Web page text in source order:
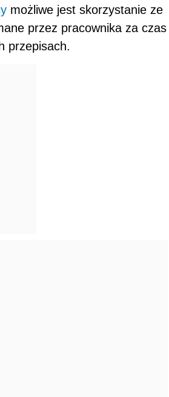
możliwe jest skorzystanie ze
przez pracownika za czas
przepisach.